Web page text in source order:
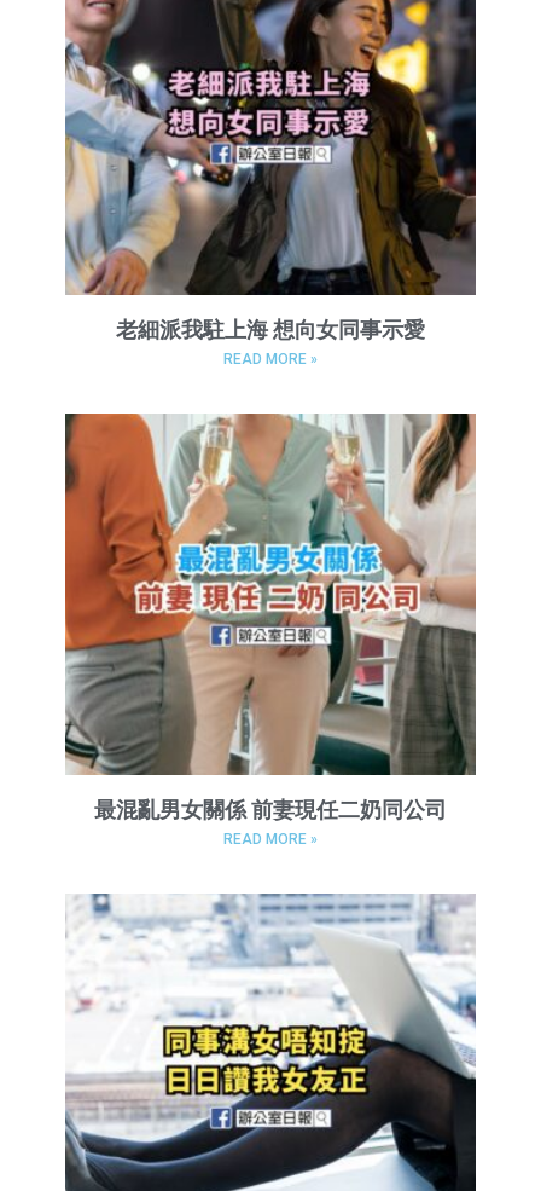
老細派我駐上海 想向女同事示愛
READ MORE »
最混亂男女關係 前妻現任二奶同公司
READ MORE »